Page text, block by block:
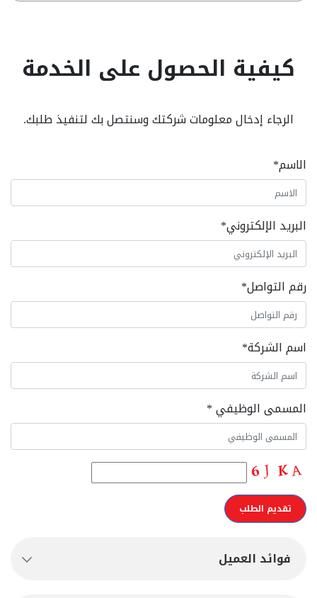
كيفية الحصول على الخدمة
الرجاء إدخال معلومات شركتك وسنتصل بك لتنفيذ طلبك.
الاسم*
البريد الإلكتروني*
رقم التواصل*
اسم الشركة*
المسمى الوظيفي*
فوائد العميل